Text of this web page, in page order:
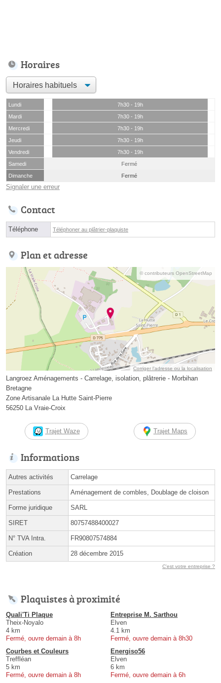
Horaires
Lundi
7h30 - 19h
Mardi
7h30 - 19h
Mercredi
7h30 - 19h
Jeudi
7h30 - 19h
Vendredi
7h30 - 19h
Samedi
Fermé
Dimanche
Fermé
Signaler une erreur
Contact
Téléphone Téléphoner au plâtrier-plaquiste
Plan et adresse
© contributeurs OpenStreetMap
Corriger l’adresse ou la localisation
Langroez Aménagements - Carrelage, isolation, plâtrerie - Morbihan
Bretagne
Zone Artisanale La Hutte Saint-Pierre
56250 La Vraie-Croix
Trajet Waze Trajet Maps
Informations
Autres activités Carrelage
Prestations Aménagement de combles, Doublage de cloison
Forme juridique SARL
SIRET 80757488400027
N° TVA Intra. FR90807574884
Création 28 décembre 2015
C'est votre entreprise ?
Plaquistes à proximité
Quali'Ti Plaque
Theix-Noyalo
4 km
Fermé, ouvre demain à 8h
Entreprise M. Sarthou
Elven
4.1 km
Fermé, ouvre demain à 8h30
Courbes et Couleurs
Treffléan
5 km
Fermé, ouvre demain à 8h
Energiso56
Elven
6 km
Fermé, ouvre demain à 6h